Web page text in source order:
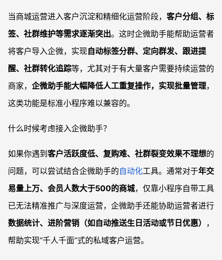
当商城运营进入客户沉淀和精细化运营阶段， 客户分组、标
签、社群维护等需求逐渐突出。这时企微助手能帮助运营者
将客户导入企微，实现自动标签分群、定向群发、跟进提
醒、社群转化追踪等，尤其对于有大量客户需要持续运营的
商家， 企微助手能大幅降低人工重复操作，实现批量管理，
这类功能是标准小程序难以兼容的。
什么时候考虑接入企微助手？
如果你遇到 客户活跃度低、复购难、社群裂变效果不理想的
问题，可以尝试结合企微助手的自动化工具。通常对于年交
易量上万、会员人数大于500的商城，仅靠小程序自带工具
已无法精准推广与深度运营，企微助手还能协助运营者进行
数据统计、进阶营销（如自动推送生日活动或节日优惠） ，
帮助实现“千人千面”式的私域客户运营。